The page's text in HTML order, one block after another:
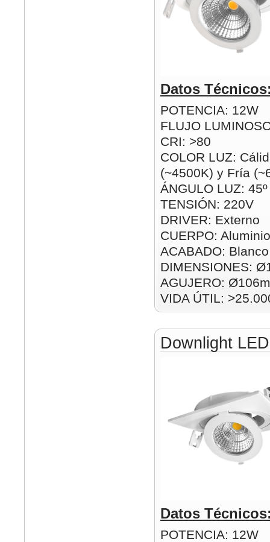
Datos
POTENCIA: 12W
FLUJO
CRI: >80
COLOR LUZ:
(~4500K) y Fría
ÁNGULO LUZ: 45º
TENSIÓN: 220V
DRIVER: Externo
CUERPO: Aluminio
ACABADO: Blanco
DIMENSIONES:
AGUJERO:
VIDA ÚTIL:
Downlight
Datos
POTENCIA: 12W